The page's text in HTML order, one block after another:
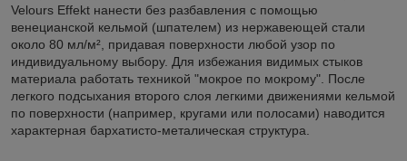
Velours Effekt нанести без разбавления с помощью
венецианской кельмой (шпателем) из нержавеющей стали
около 80 мл/м², придавая поверхности любой узор по
индивидуальному выбору. Для избежания видимых стыков
материала работать техникой "мокрое по мокрому". После
легкого подсыхания второго слоя легкими движениями кельмой
по поверхности (например, кругами или полосами) наводится
характерная бархатисто-металическая структура.